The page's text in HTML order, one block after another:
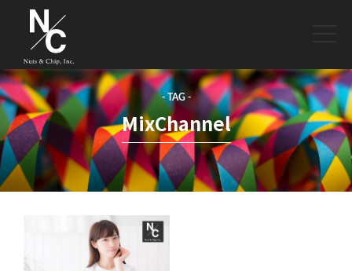
- TAG -
MixChannel